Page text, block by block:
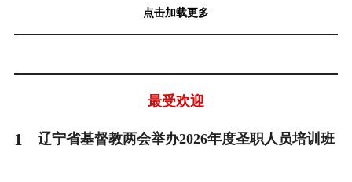
点击加载更多
最受欢迎
1 辽宁省基督教两会举办2026年度圣职人员培训班